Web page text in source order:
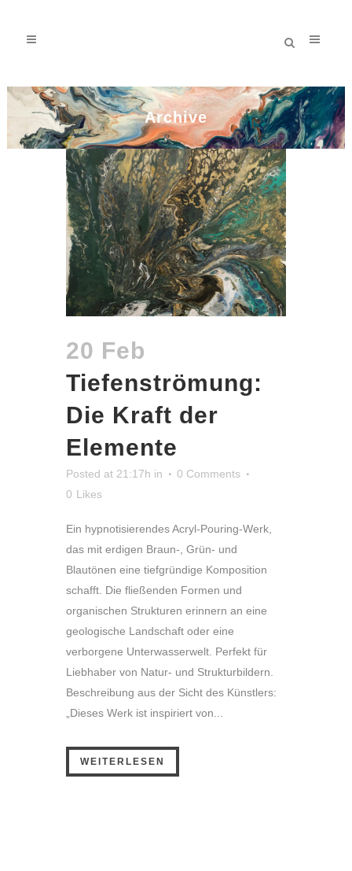
Archive
20 Feb
Tiefenströmung:
Die Kraft der
Elemente
Posted at 21:17h in
0 Comments
0 Likes
Ein hypnotisierendes Acryl-Pouring-Werk,
das mit erdigen Braun-, Grün- und
Blautönen eine tiefgründige Komposition
schafft. Die fließenden Formen und
organischen Strukturen erinnern an eine
geologische Landschaft oder eine
verborgene Unterwasserwelt. Perfekt für
Liebhaber von Natur- und Strukturbildern.
Beschreibung aus der Sicht des Künstlers:
„Dieses Werk ist inspiriert von...
WEITERLESEN